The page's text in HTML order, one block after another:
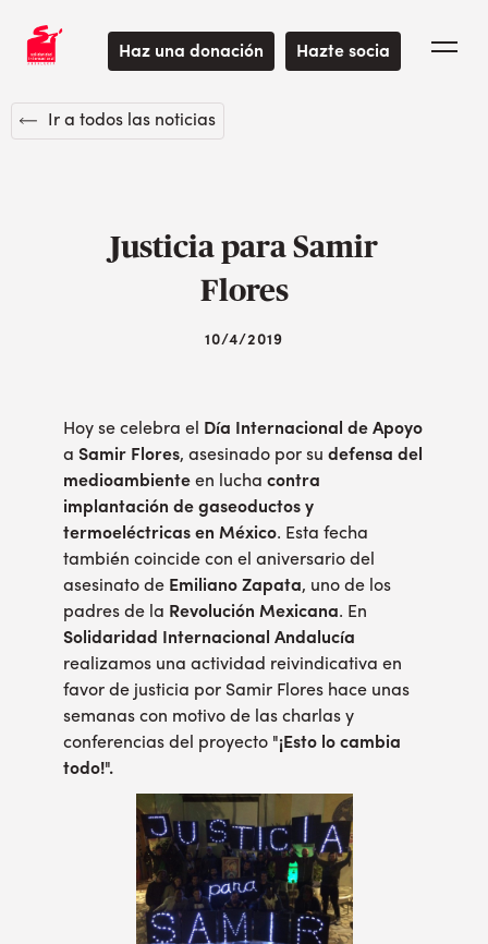
Haz una donación Hazte socia
Ir a todos las noticias
Justicia para Samir
Flores
10/4/2019
Hoy se celebra el
Día Internacional de Apoyo
a Samir Flores, asesinado por su defensa del
medioambiente en lucha contra
implantación de gaseoductos y
termoeléctricas en México. Esta fecha
también coincide con el aniversario del
asesinato de Emiliano Zapata, uno de los
padres de la Revolución Mexicana. En
Solidaridad Internacional Andalucía
realizamos una actividad reivindicativa en
favor de justicia por Samir Flores hace unas
semanas con motivo de las charlas y
conferencias del proyecto "¡Esto lo cambia
todo!".